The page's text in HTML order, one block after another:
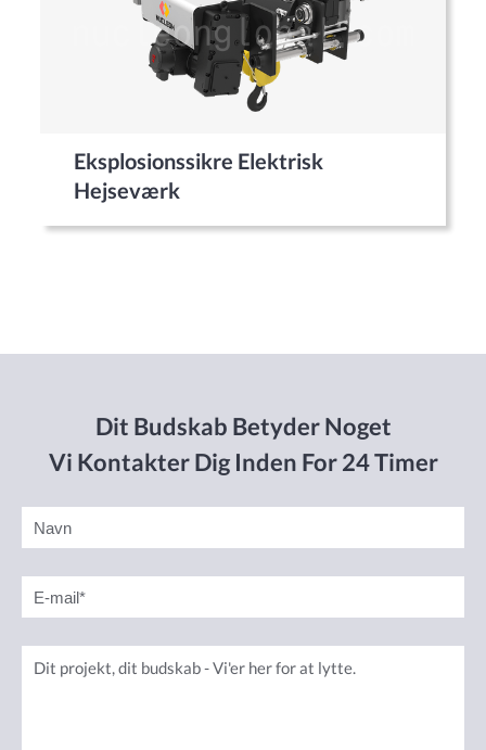
Eksplosionssikre Elektrisk
Hejseværk
Dit Budskab Betyder Noget
Vi Kontakter Dig Inden For 24 Timer